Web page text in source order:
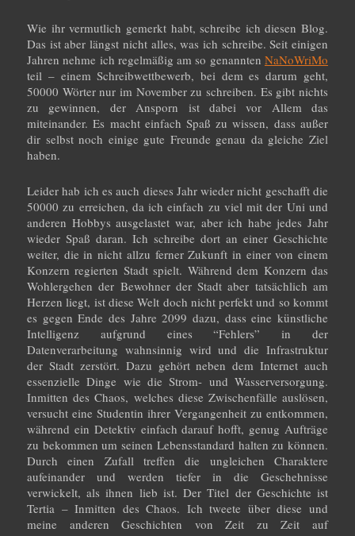
Wie ihr vermutlich gemerkt habt, schreibe ich diesen Blog.
Das ist aber längst nicht alles, was ich schreibe. Seit einigen
Jahren nehme ich regelmäßig am so genannten NaNoWriMo
teil – einem Schreibwettbewerb, bei dem es darum geht,
50000 Wörter nur im November zu schreiben. Es gibt nichts
zu gewinnen, der Ansporn ist dabei vor Allem das
miteinander. Es macht einfach Spaß zu wissen, dass außer
dir selbst noch einige gute Freunde genau da gleiche Ziel
haben.
Leider hab ich es auch dieses Jahr wieder nicht geschafft die
50000 zu erreichen, da ich einfach zu viel mit der Uni und
anderen Hobbys ausgelastet war, aber ich habe jedes Jahr
wieder Spaß daran. Ich schreibe dort an einer Geschichte
weiter, die in nicht allzu ferner Zukunft in einer von einem
Konzern regierten Stadt spielt. Während dem Konzern das
Wohlergehen der Bewohner der Stadt aber tatsächlich am
Herzen liegt, ist diese Welt doch nicht perfekt und so kommt
es gegen Ende des Jahre 2099 dazu, dass eine künstliche
Intelligenz aufgrund eines “Fehlers” in der
Datenverarbeitung wahnsinnig wird und die Infrastruktur
der Stadt zerstört. Dazu gehört neben dem Internet auch
essenzielle Dinge wie die Strom- und Wasserversorgung.
Inmitten des Chaos, welches diese Zwischenfälle auslösen,
versucht eine Studentin ihrer Vergangenheit zu entkommen,
während ein Detektiv einfach darauf hofft, genug Aufträge
zu bekommen um seinen Lebensstandard halten zu können.
Durch einen Zufall treffen die ungleichen Charaktere
aufeinander und werden tiefer in die Geschehnisse
verwickelt, als ihnen lieb ist. Der Titel der Geschichte ist
Tertia – Inmitten des Chaos. Ich tweete über diese und
meine anderen Geschichten von Zeit zu Zeit auf